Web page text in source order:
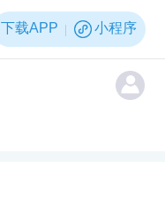
下载APP 小程序